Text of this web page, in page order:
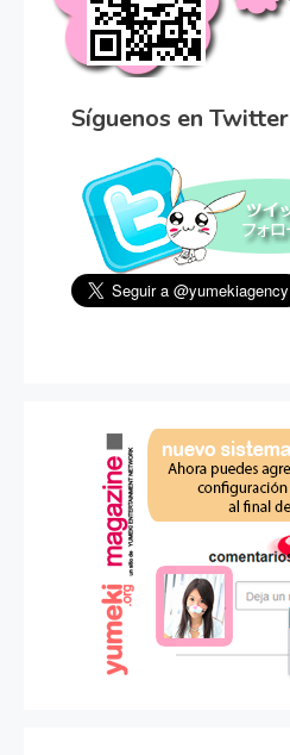
Síguenos en Twitter